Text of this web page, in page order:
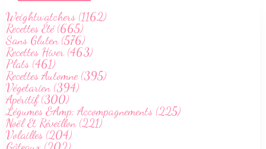
Weightwatchers (1162)
Recettes Été (665)
Sans Gluten (576)
Recettes Hiver (463)
Plats (461)
Recettes Automne (395)
Végetarien (394)
Apéritif (300)
Légumes &Amp; Accompagnements (225)
Noël Et Réveillon (221)
Volailles (204)